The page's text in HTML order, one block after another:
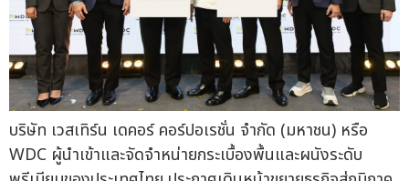
บริษัท เวสเทิร์น เดคอร์ คอร์ปอเรชั่น จำกัด (มหาชน) หรือ
WDC ผู้นำเข้าและจัดจำหน่ายกระเบื้องพื้นและผนังระดับ